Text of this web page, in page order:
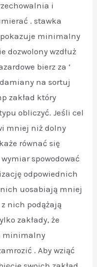
i
. stawka
minimalny
dozwolony wzdłuż
bierz za ‘
na sortuj
zakład który
obliczyć. Jeśli cel
mniej niż dolny
równać się
spowodować
odpowiednich
uosabiają mniej
nich podążają
zakłady, że
minimalny
. Aby wziąć